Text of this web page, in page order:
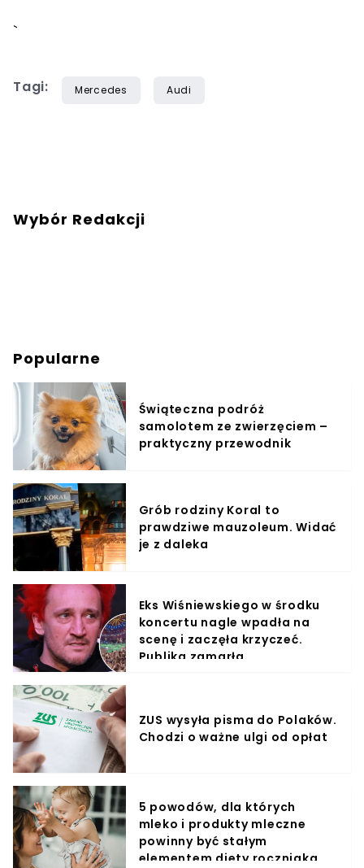
`
Tagi: Mercedes Audi
Wybór Redakcji
Popularne
Świąteczna podróż
samolotem ze zwierzęciem –
praktyczny przewodnik
Grób rodziny Koral to
prawdziwe mauzoleum. Widać
je z daleka
Eks Wiśniewskiego w środku
koncertu nagle wpadła na
scenę i zaczęła krzyczeć.
Publika zamarła
ZUS wysyła pisma do Polaków.
Chodzi o ważne ulgi od opłat
5 powodów, dla których
mleko i produkty mleczne
powinny być stałym
elementem diety roczniaka